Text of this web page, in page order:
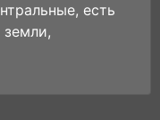
есть